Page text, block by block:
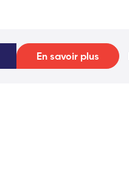
En savoir plus